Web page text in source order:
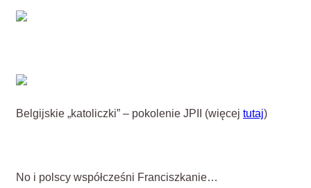
Belgijskie „katoliczki” – pokolenie JPII (więcej tutaj)
No i polscy współcześni Franciszkanie…